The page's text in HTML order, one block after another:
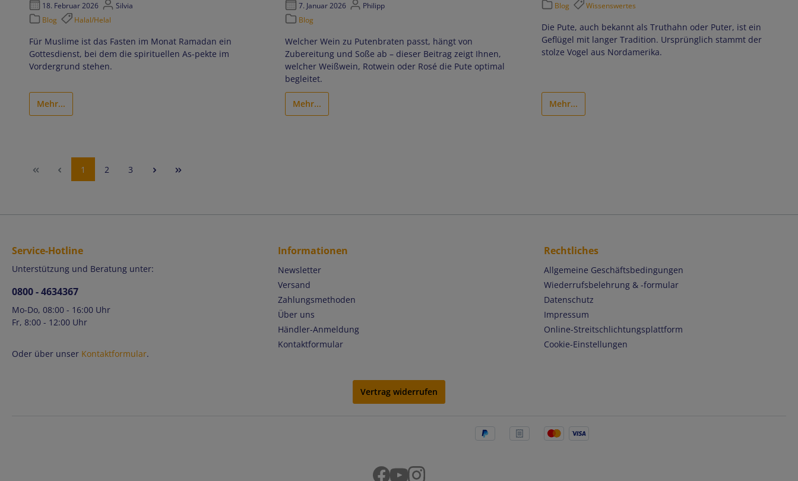
18. Februar 2026
Silvia
Blog
Halal/Helal
Für Muslime ist das Fasten im Monat Ramadan ein
Gottesdienst, bei dem die spirituellen As-pekte im
Vordergrund stehen.
Mehr...
7. Januar 2026
Philipp
Blog
Welcher Wein zu Putenbraten passt, hängt von
Zubereitung und Soße ab – dieser Beitrag zeigt Ihnen,
welcher Weißwein, Rotwein oder Rosé die Pute optimal
begleitet.
Mehr...
Blog
Wissenswertes
Die Pute, auch bekannt als Truthahn oder Puter, ist ein
Geflügel mit langer Tradition. Ursprünglich stammt der
stolze Vogel aus Nordamerika.
Mehr...
Seite
1 Seite
2 Seite
3
Service-Hotline
Unterstützung und Beratung unter:
0800 - 4634367
Mo-Do, 08:00 - 16:00 Uhr
Fr, 8:00 - 12:00 Uhr
Oder über unser Kontaktformular.
Informationen
Newsletter
Versand
Zahlungsmethoden
Über uns
Händler-Anmeldung
Kontaktformular
Rechtliches
Allgemeine Geschäftsbedingungen
Wiederrufsbelehrung & -formular
Datenschutz
Impressum
Online-Streitschlichtungsplattform
Cookie-Einstellungen
Vertrag widerrufen